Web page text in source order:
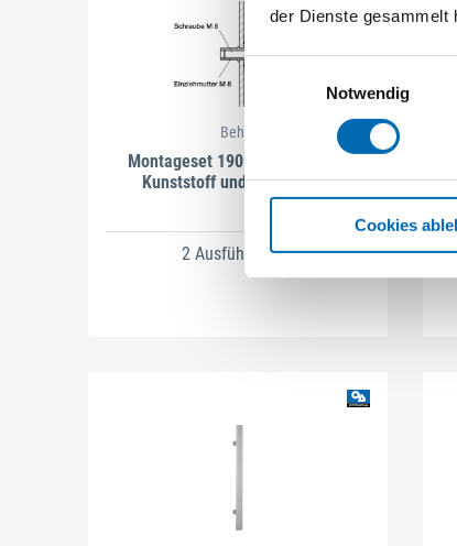
der Dienste gesammelt
Einwilligungsauswahl
Notwendig
Cookies
Behle
Montageset 190.7 einseitig für
Kunststoff und Metalltüren
2 Ausführungen